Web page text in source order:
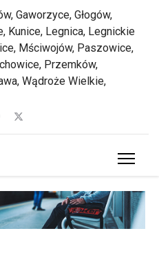
Gaworzyce, Głogów,
Kunice, Legnica, Legnickie
Mściwojów, Paszowice,
Przemków,
Wądroże Wielkie,